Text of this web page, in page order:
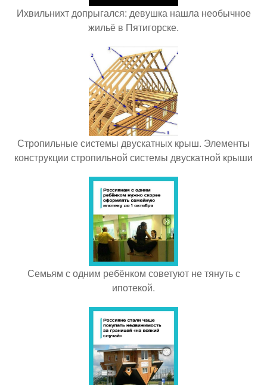
Ихвильнихт допрыгался: девушка нашла необычное
жильё в Пятигорске.
Стропильные системы двускатных крыш. Элементы
конструкции стропильной системы двускатной крыши
Семьям с одним ребёнком советуют не тянуть с
ипотекой.